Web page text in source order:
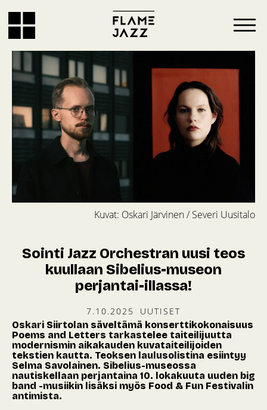
Kuvat: Oskari Järvinen / Severi Uusitalo
Sointi Jazz Orchestran uusi teos
kuullaan Sibelius-museon
perjantai-illassa!
7.10.2025
UUTISET
Oskari Siirtolan säveltämä konserttikokonaisuus
Poems and Letters tarkastelee taiteilijuutta
modernismin aikakauden kuvataiteilijoiden
tekstien kautta. Teoksen laulusolistina esiintyy
Selma Savolainen. Sibelius-museossa
nautiskellaan perjantaina 10. lokakuuta uuden big
band -musiikin lisäksi myös Food & Fun Festivalin
antimista.